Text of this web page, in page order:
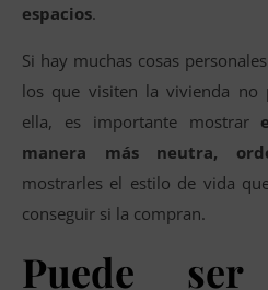
espacios.
Si hay muchas cosas
los que visiten la vivienda no
ella, es importante mostrar
manera más neutra,
mostrarles el estilo de vida
conseguir si la compran.
Puede ser